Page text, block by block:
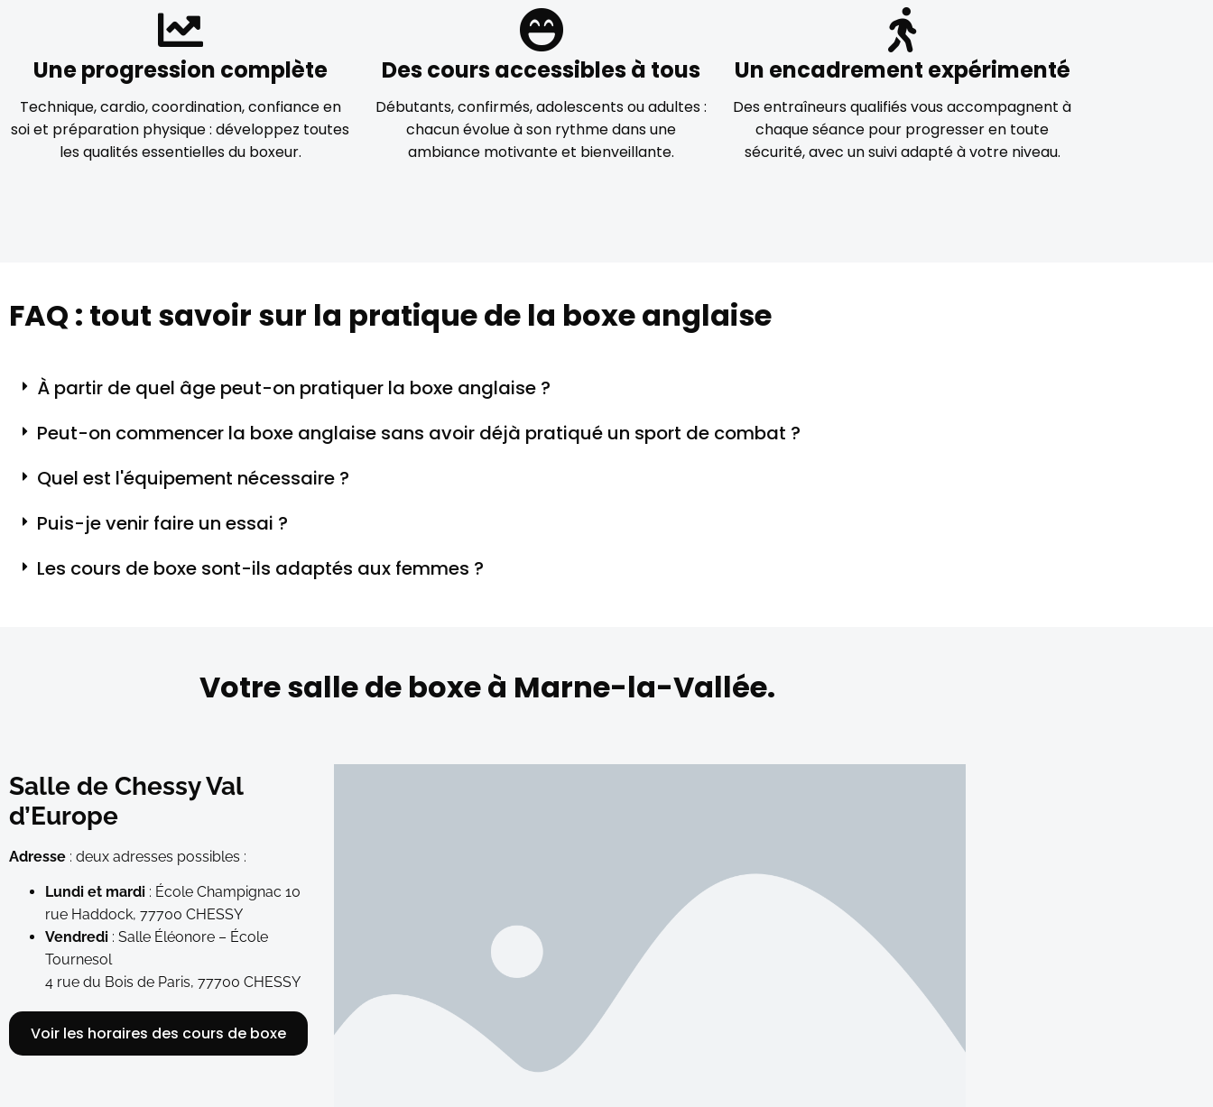
Une progression complète
Technique, cardio, coordination, confiance en
soi et préparation physique : développez toutes
les qualités essentielles du boxeur.
Des cours accessibles à tous
Débutants, confirmés, adolescents ou adultes :
chacun évolue à son rythme dans une
ambiance motivante et bienveillante.
Un encadrement expérimenté
Des entraîneurs qualifiés vous accompagnent à
chaque séance pour progresser en toute
sécurité, avec un suivi adapté à votre niveau.
FAQ : tout savoir sur la pratique de la boxe anglaise
À partir de quel âge peut-on pratiquer la boxe anglaise ?
Peut-on commencer la boxe anglaise sans avoir déjà pratiqué un sport de combat ?
Quel est l'équipement nécessaire ?
Puis-je venir faire un essai ?
Les cours de boxe sont-ils adaptés aux femmes ?
Votre salle de boxe à Marne-la-Vallée.
Salle de Chessy Val
d’Europe
Adresse : deux adresses possibles :
Lundi et mardi : École Champignac 10
rue Haddock, 77700 CHESSY
Vendredi : Salle Éléonore – École
Tournesol
4 rue du Bois de Paris, 77700 CHESSY
Voir les horaires des cours de boxe